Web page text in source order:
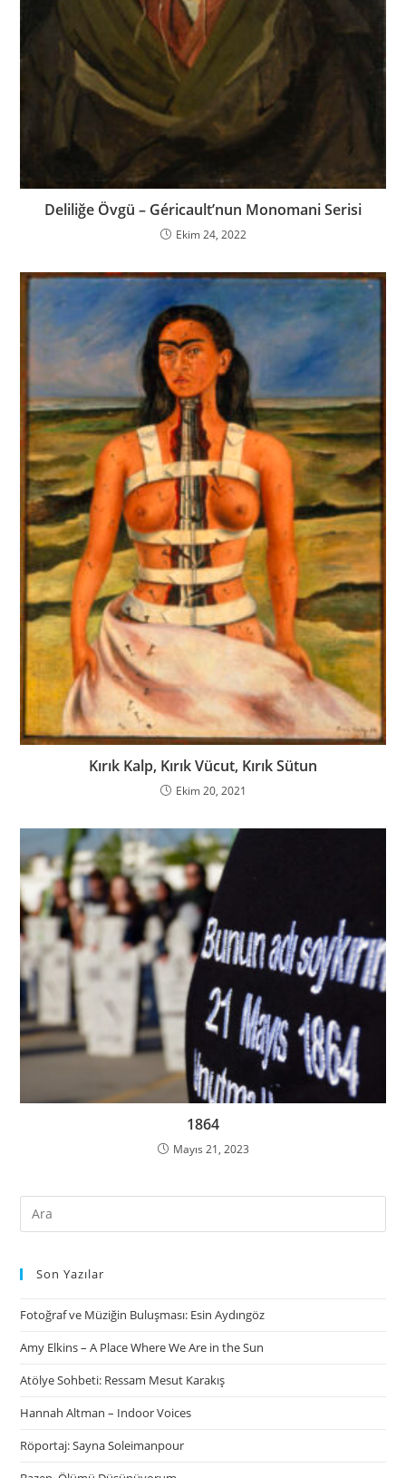
Deliliğe Övgü – Géricault’nun Monomani Serisi
Ekim 24, 2022
Kırık Kalp, Kırık Vücut, Kırık Sütun
Ekim 20, 2021
1864
Mayıs 21, 2023
Son Yazılar
Fotoğraf ve Müziğin Buluşması: Esin Aydıngöz
Amy Elkins – A Place Where We Are in the Sun
Atölye Sohbeti: Ressam Mesut Karakış
Hannah Altman – Indoor Voices
Röportaj: Sayna Soleimanpour